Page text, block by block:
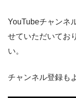
YouTubeチャンネ
せていただいてお
い。
チャンネル登録も